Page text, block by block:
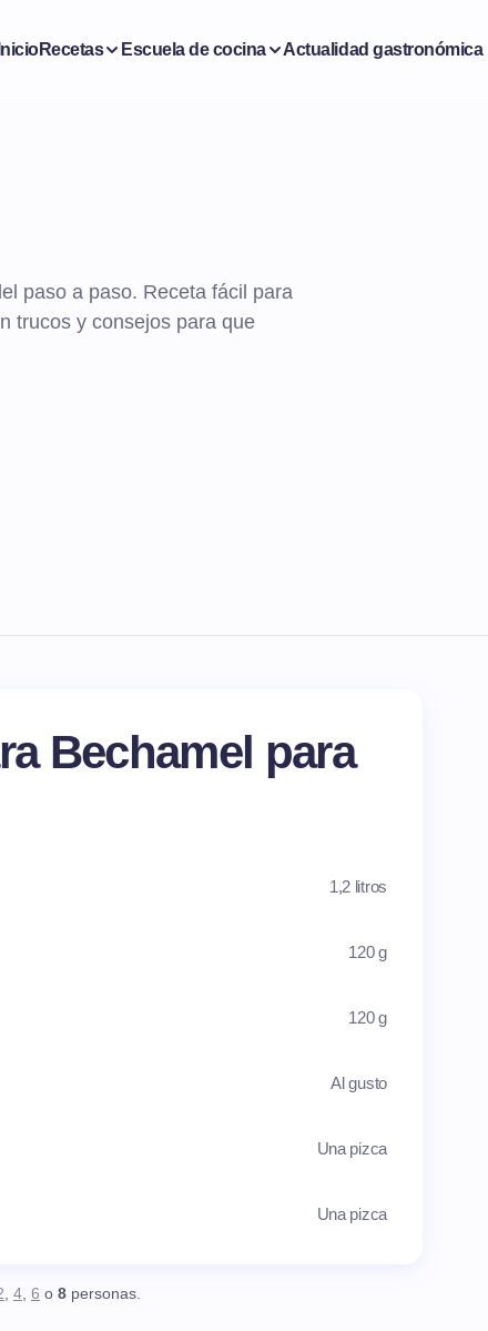
InicioRecetas Escuela de cocina Actualidad gastronómica
paso a paso. Receta fácil para
trucos y consejos para que
Bechamel para
1,2 litros
120 g
120 g
Al gusto
Una pizca
Una pizca
, 4, 6 o 8 personas.